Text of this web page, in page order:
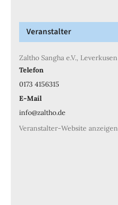
Veranstalter
Zaltho Sangha e.V., Leverkusen
Telefon
0173 4156315
E-Mail
info@zaltho.de
Veranstalter-Website anzeigen